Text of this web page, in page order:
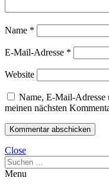
Name *
E-Mail-Adresse *
Website
Name, E-Mail-Adresse
meinen nächsten
Close
Suchen
nach:
Menu